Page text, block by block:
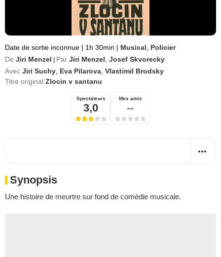
Date de sortie inconnue | 1h 30min | Musical
Policier
De Jiri Menzel Par Jiri Menzel Josef Skvorecky
Avec Jiri Suchy Eva Pilarova Vlastimil Brodsky
Titre original Zlocin v santanu
Spectateurs
3,0
Mes amis
--
Synopsis
Une histoire de meurtre sur fond de comédie musicale.